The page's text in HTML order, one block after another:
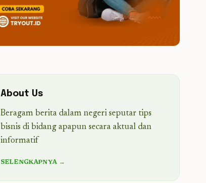
About Us
Beragam berita dalam negeri seputar tips
bisnis di bidang apapun secara aktual dan
informatif
SELENGKAPNYA →